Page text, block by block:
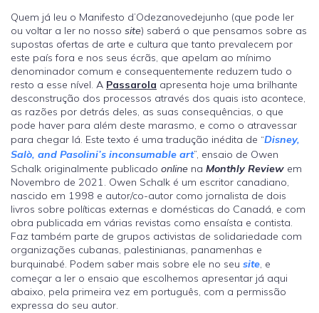
Quem já leu o Manifesto d’Odezanovedejunho (que pode ler
ou voltar a ler no nosso site) saberá o que pensamos sobre as
supostas ofertas de arte e cultura que tanto prevalecem por
este país fora e nos seus écrãs, que apelam ao mínimo
denominador comum e consequentemente reduzem tudo o
resto a esse nível. A Passarola apresenta hoje uma brilhante
desconstrução dos processos através dos quais isto acontece,
as razões por detrás deles, as suas consequências, o que
pode haver para além deste marasmo, e como o atravessar
para chegar lá. Este texto é uma tradução inédita de “Disney,
Salò, and Pasolini’s inconsumable art”, ensaio de Owen
Schalk originalmente publicado online na Monthly Review em
Novembro de 2021. Owen Schalk é um escritor canadiano,
nascido em 1998 e autor/co-autor como jornalista de dois
livros sobre políticas externas e domésticas do Canadá, e com
obra publicada em várias revistas como ensaísta e contista.
Faz também parte de grupos activistas de solidariedade com
organizações cubanas, palestinianas, panamenhas e
burquinabé. Podem saber mais sobre ele no seu site, e
começar a ler o ensaio que escolhemos apresentar já aqui
abaixo, pela primeira vez em português, com a permissão
expressa do seu autor.